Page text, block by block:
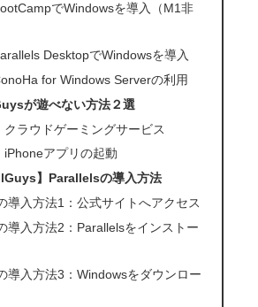
でWindowsを導入（M1非
DesktopでWindowsを導入
for Windows Serverの利用
が遊べない方法２選
クラウドゲーミングサービス
iPhoneアプリの起動
】Parallelsの導入方法
導入方法1：公式サイトへアクセス
導入方法2：Parallelsをインストー
導入方法3：Windowsをダウンロー